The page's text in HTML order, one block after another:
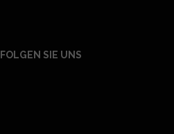
FOLGEN SIE UNS